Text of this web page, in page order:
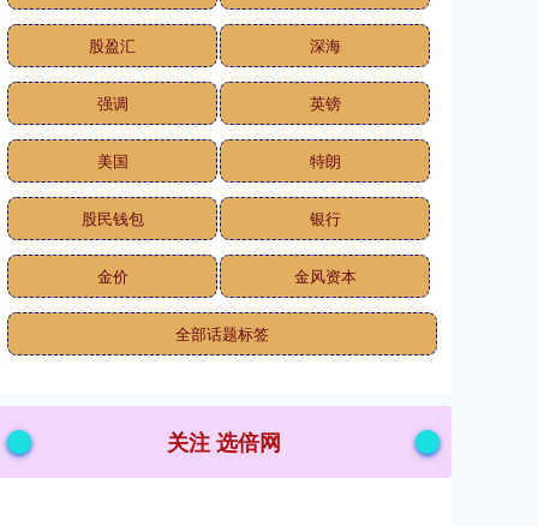
股盈汇 深海
强调 英镑
美国 特朗
股民钱包 银行
金价 金风资本
全部话题标签
关注 选倍网